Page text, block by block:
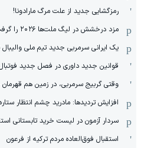
رمزگشایی جدید از علت مرگ مارادونا!
مزد درخشش در لیگ ملت‌ها ٢٠٢۶ را گرفت
یک ایرانی سرمربی جدید تیم ملی والیبال
قوانین جدید داوری در فصل جدید فوتبال
وقتی گربیج سرمربی، در زمین هم قهرمان
افزایش تردیدها: مادرید چشم انتظار
سردار آزمون در لیست خرید تابستانی
استقبال فوق‌‌العاده مردم ترکیه از فرعون